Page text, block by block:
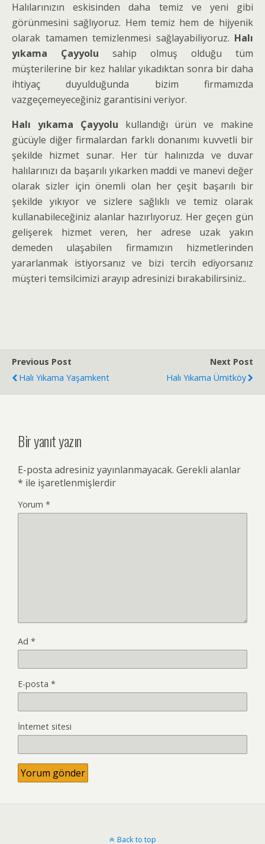
Halılarınızın eskisinden daha temiz ve yeni gibi
görünmesini sağlıyoruz. Hem temiz hem de hijyenik
olarak tamamen temizlenmesi sağlayabiliyoruz. Halı
yıkama Çayyolu sahip olmuş olduğu tüm
müşterilerine bir kez halılar yıkadıktan sonra bir daha
ihtiyaç duyulduğunda bizim firmamızda
vazgeçemeyeceğiniz garantisini veriyor.
Halı yıkama Çayyolu kullandığı ürün ve makine
gücüyle diğer firmalardan farklı donanımı kuvvetli bir
şekilde hizmet sunar. Her tür halınızda ve duvar
halılarınızı da başarılı yıkarken maddi ve manevi değer
olarak sizler için önemli olan her çeşit başarılı bir
şekilde yıkıyor ve sizlere sağlıklı ve temiz olarak
kullanabileceğiniz alanlar hazırlıyoruz. Her geçen gün
gelişerek hizmet veren, her adrese uzak yakın
demeden ulaşabilen firmamızın hizmetlerinden
yararlanmak istiyorsanız ve bizi tercih ediyorsanız
müşteri temsilcimizi arayıp adresinizi bırakabilirsiniz..
Previous Post
Halı Yıkama Yaşamkent
Next Post
Halı Yıkama Ümitköy
Bir yanıt yazın
E-posta adresiniz yayınlanmayacak. Gerekli alanlar
* ile işaretlenmişlerdir
Yorum *
Ad *
E-posta *
İnternet sitesi
Back to top